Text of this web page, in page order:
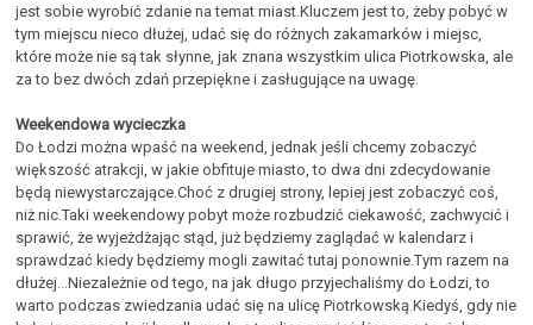
jest sobie wyrobić zdanie na temat miast.Kluczem jest to, żeby pobyć w
tym miejscu nieco dłużej, udać się do różnych zakamarków i miejsc,
które może nie są tak słynne, jak znana wszystkim ulica Piotrkowska, ale
za to bez dwóch zdań przepiękne i zasługujące na uwagę.
Weekendowa wycieczka
Do Łodzi można wpaść na weekend, jednak jeśli chcemy zobaczyć
większość atrakcji, w jakie obfituje miasto, to dwa dni zdecydowanie
będą niewystarczające.Choć z drugiej strony, lepiej jest zobaczyć coś,
niż nic.Taki weekendowy pobyt może rozbudzić ciekawość, zachwycić i
sprawić, że wyjeżdżając stąd, już będziemy zaglądać w kalendarz i
sprawdzać kiedy będziemy mogli zawitać tutaj ponownie.Tym razem na
dłużej...Niezależnie od tego, na jak długo przyjechaliśmy do Łodzi, to
warto podczas zwiedzania udać się na ulicę Piotrkowską.Kiedyś, gdy nie